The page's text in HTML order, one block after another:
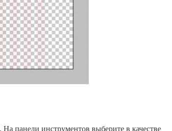
панели инструментов выберите в качестве